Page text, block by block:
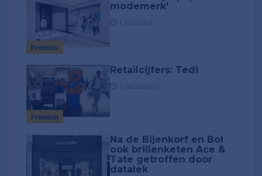
Premium
modemerk'
Premium
Retailcijfers: Tedi
Na de Bijenkorf en Bol
ook brillenketen Ace &
Tate getroffen door
datalek